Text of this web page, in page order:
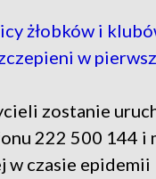
żłobków i
w
zostanie
222 500 144 i
w czasie epidemii